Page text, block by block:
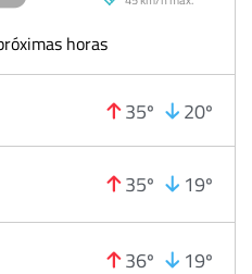
horas
35º 20º
35º 19º
36º 19º